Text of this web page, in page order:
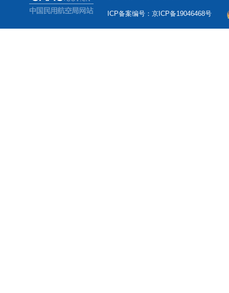
ICP备案编号：京ICP备19046468号